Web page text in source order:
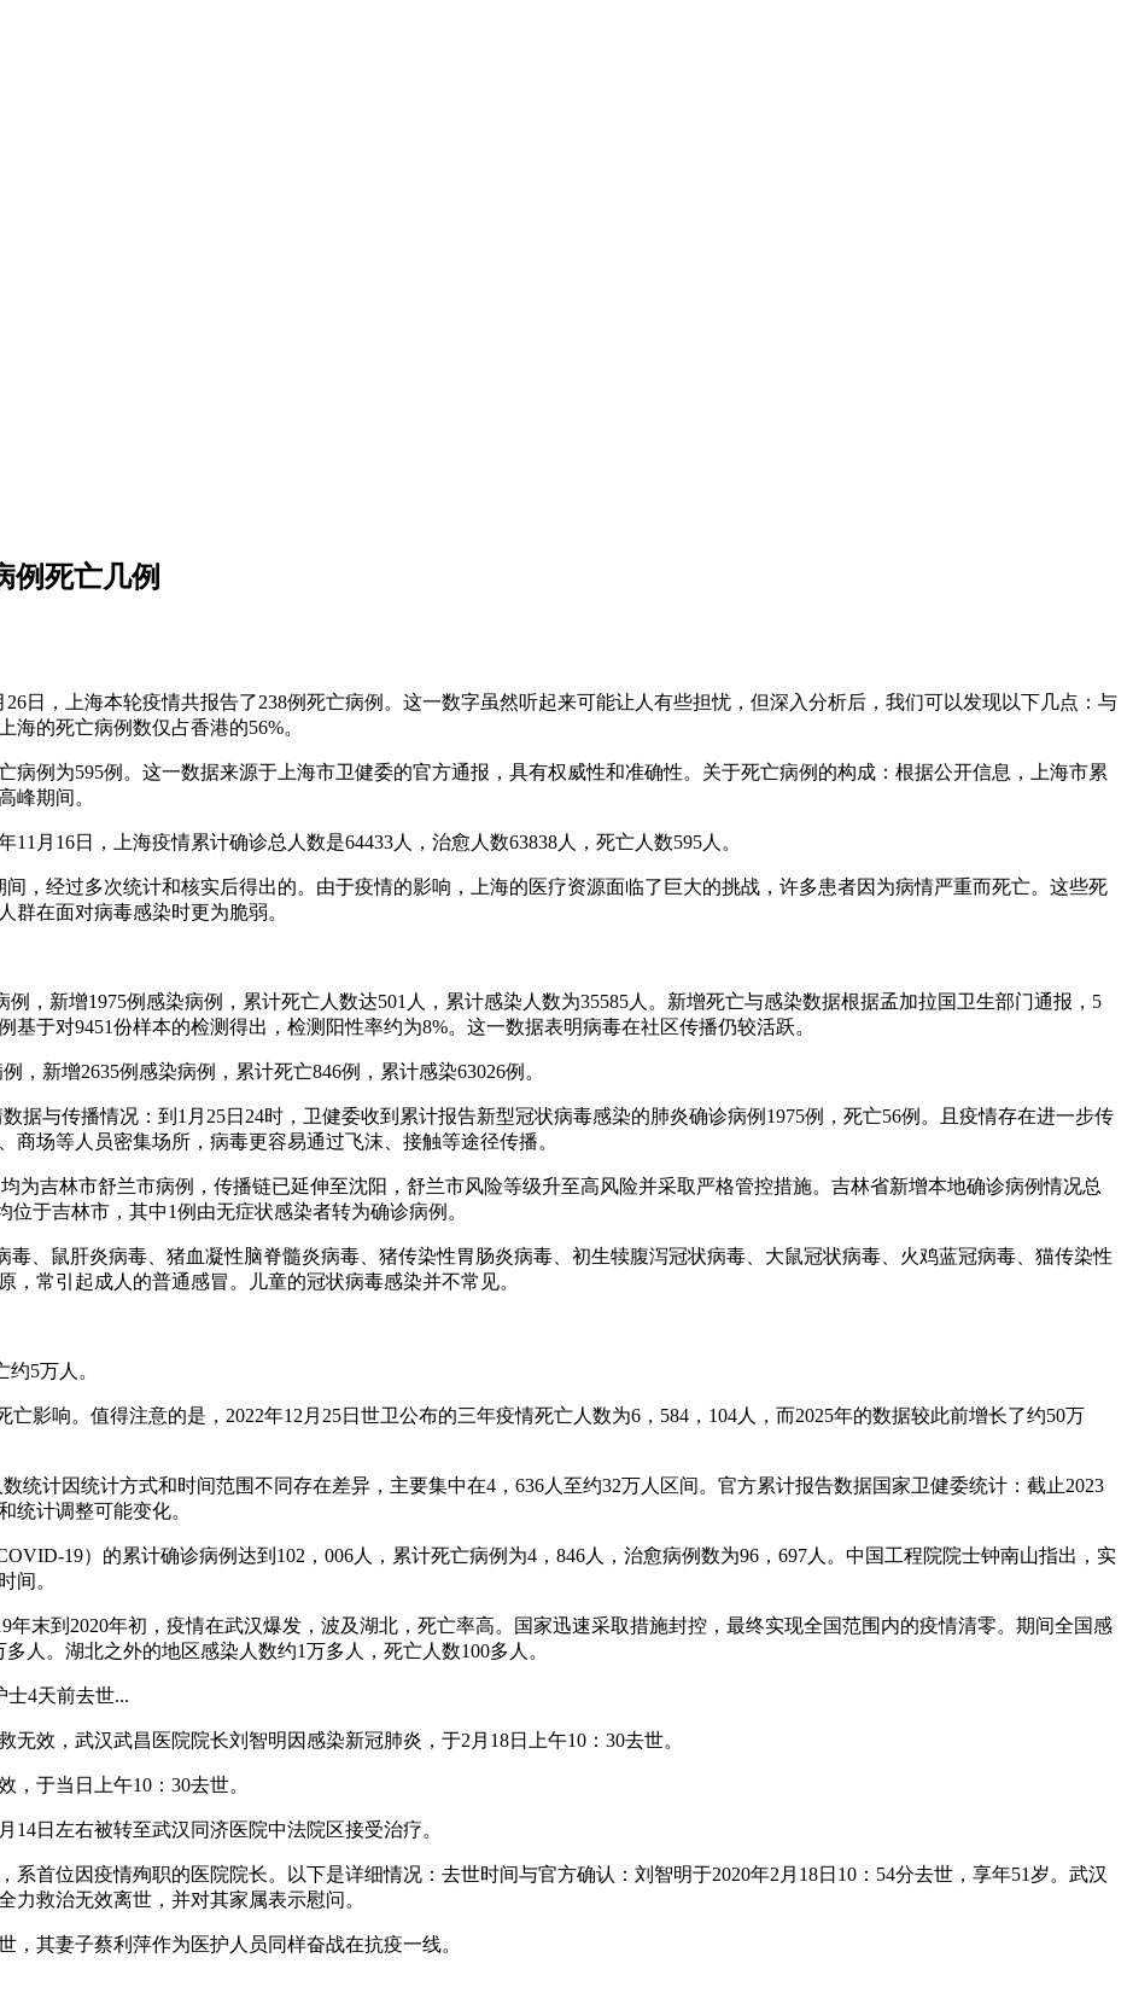
例死亡几例
日，上海本轮疫情共报告了238例死亡病例。这一数字虽然听起来可能让人有些担忧，但深入分析后，我们可以发现以下几点：与
的死亡病例数仅占香港的56%。
病例为595例。这一数据来源于上海市卫健委的官方通报，具有权威性和准确性。关于死亡病例的构成：根据公开信息，上海市累
峰期间。
月16日，上海疫情累计确诊总人数是64433人，治愈人数63838人，死亡人数595人。
间，经过多次统计和核实后得出的。由于疫情的影响，上海的医疗资源面临了巨大的挑战，许多患者因为病情严重而死亡。这些死
群在面对病毒感染时更为脆弱。
例，新增1975例感染病例，累计死亡人数达501人，累计感染人数为35585人。新增死亡与感染数据根据孟加拉国卫生部门通报，5
基于对9451份样本的检测得出，检测阳性率约为8%。这一数据表明病毒在社区传播仍较活跃。
，新增2635例感染病例，累计死亡846例，累计感染63026例。
据与传播情况：到1月25日24时，卫健委收到累计报告新型冠状病毒感染的肺炎确诊病例1975例，死亡56例。且疫情存在进一步传
场等人员密集场所，病毒更容易通过飞沫、接触等途径传播。
为吉林市舒兰市病例，传播链已延伸至沈阳，舒兰市风险等级升至高风险并采取严格管控措施。吉林省新增本地确诊病例情况总
于吉林市，其中1例由无症状感染者转为确诊病例。
毒、鼠肝炎病毒、猪血凝性脑脊髓炎病毒、猪传染性胃肠炎病毒、初生犊腹泻冠状病毒、大鼠冠状病毒、火鸡蓝冠病毒、猫传染性
常引起成人的普通感冒。儿童的冠状病毒感染并不常见。
5万人。
影响。值得注意的是，2022年12月25日世卫公布的三年疫情死亡人数为6，584，104人，而2025年的数据较此前增长了约50万
统计因统计方式和时间范围不同存在差异，主要集中在4，636人至约32万人区间。官方累计报告数据国家卫健委统计：截止2023
统计调整可能变化。
19）的累计确诊病例达到102，006人，累计死亡病例为4，846人，治愈病例数为96，697人。中国工程院院士钟南山指出，实
间。
年末到2020年初，疫情在武汉爆发，波及湖北，死亡率高。国家迅速采取措施封控，最终实现全国范围内的疫情清零。期间全国感
人。湖北之外的地区感染人数约1万多人，死亡人数100多人。
4天前去世...
效，武汉武昌医院院长刘智明因感染新冠肺炎，于2月18日上午10：30去世。
于当日上午10：30去世。
日左右被转至武汉同济医院中法院区接受治疗。
首位因疫情殉职的医院院长。以下是详细情况：去世时间与官方确认：刘智明于2020年2月18日10：54分去世，享年51岁。武汉
力救治无效离世，并对其家属表示慰问。
其妻子蔡利萍作为医护人员同样奋战在抗疫一线。